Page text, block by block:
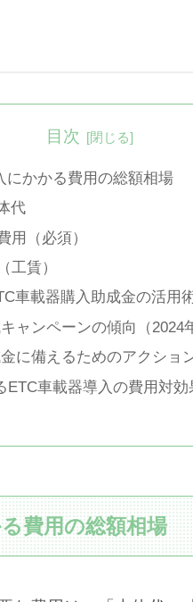
目次
にかかる費用の総額相場
代
用（必須）
工賃）
車載器購入助成金の活用
ャンペーンの傾向（2024
に備えるためのアクショ
ETC車載器導入の費用対効
費用の総額相場